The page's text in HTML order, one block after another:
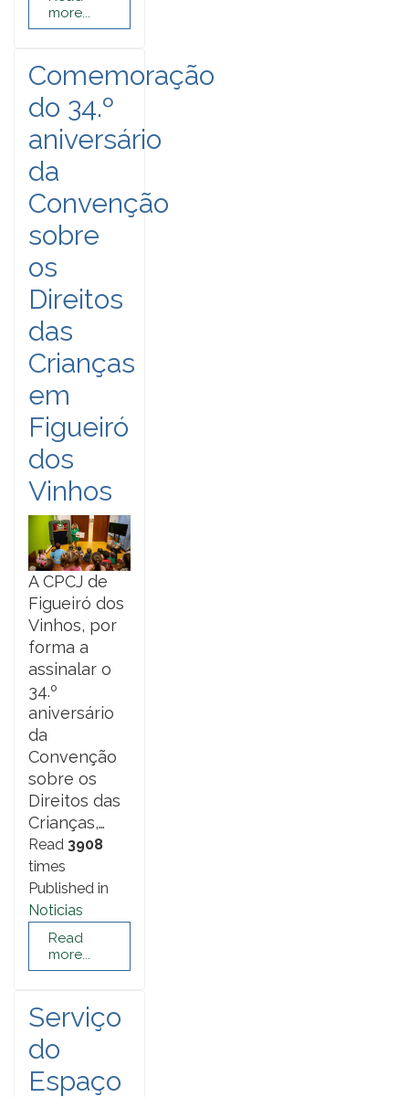
more...
Comemoração
do 34.º
aniversário
da
Convenção
sobre
os
Direitos
das
Crianças
em
Figueiró
dos
Vinhos
A CPCJ de
Figueiró dos
Vinhos, por
forma a
assinalar o
34.º
aniversário
da
Convenção
sobre os
Direitos das
Crianças,…
Read 3908
times
Published in
Noticias
Read
more...
Serviço
do
Espaço